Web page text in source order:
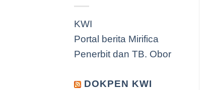
KWI
Portal berita Mirifica
Penerbit dan TB. Obor
DOKPEN KWI